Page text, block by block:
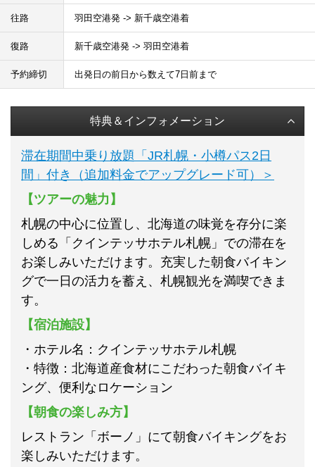
往路 羽田空港発 -> 新千歳空港着
復路 新千歳空港発 -> 羽田空港着
予約締切 出発日の前日から数えて7日前まで
特典＆インフォメーション
滞在期間中乗り放題「JR札幌・小樽パス2日
間」付き（追加料金でアップグレード可）＞
【ツアーの魅力】
札幌の中心に位置し、北海道の味覚を存分に楽
しめる「クインテッサホテル札幌」での滞在を
お楽しみいただけます。充実した朝食バイキン
グで一日の活力を蓄え、札幌観光を満喫できま
す。
【宿泊施設】
・ホテル名：クインテッサホテル札幌
・特徴：北海道産食材にこだわった朝食バイキ
ング、便利なロケーション
【朝食の楽しみ方】
レストラン「ボーノ」にて朝食バイキングをお
楽しみいただけます。